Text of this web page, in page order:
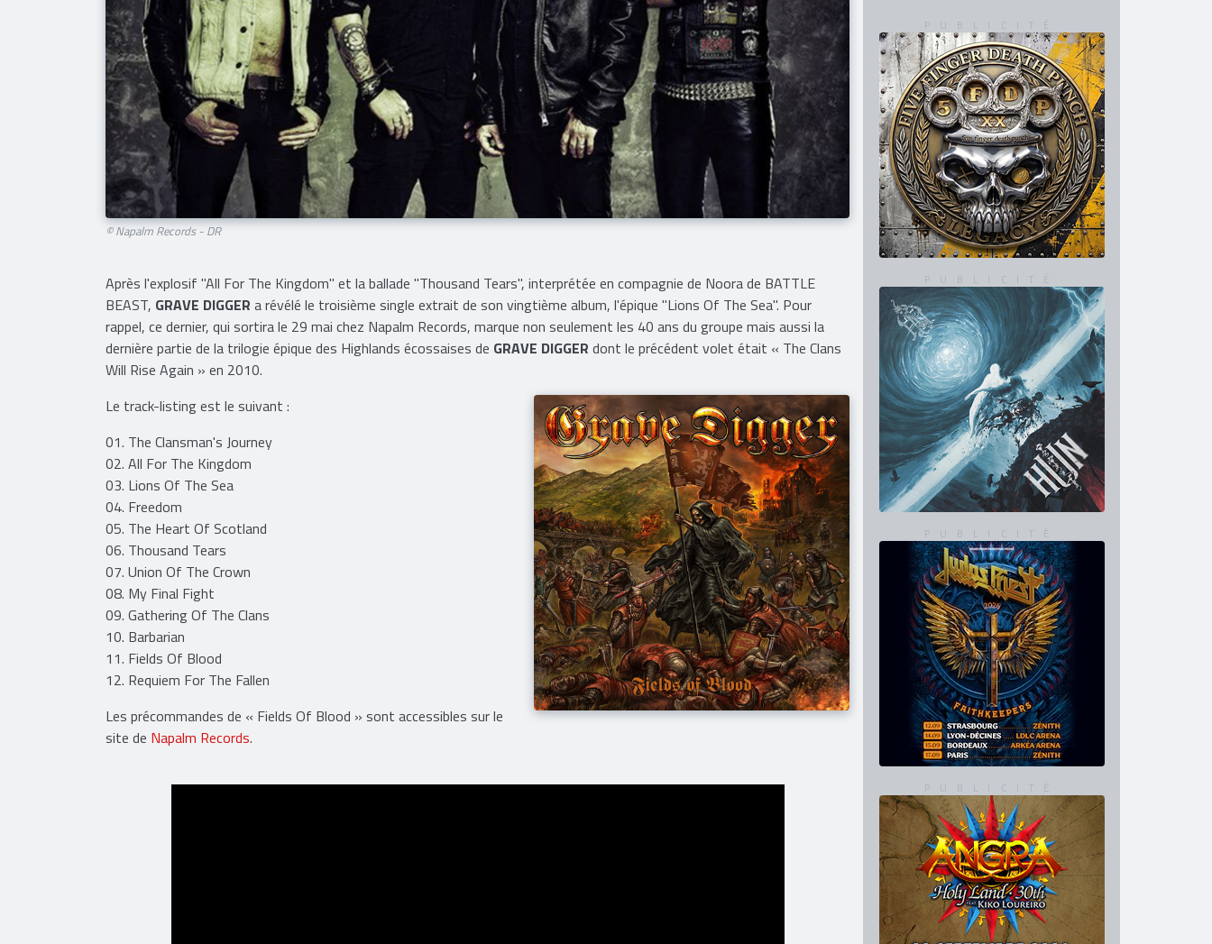
© Napalm Records - DR
Après l'explosif "All For The Kingdom" et la ballade "Thousand Tears", interprétée en compagnie de Noora de BATTLE
BEAST, GRAVE DIGGER a révélé le troisième single extrait de son vingtième album, l'épique "Lions Of The Sea". Pour
rappel, ce dernier, qui sortira le 29 mai chez Napalm Records, marque non seulement les 40 ans du groupe mais aussi la
dernière partie de la trilogie épique des Highlands écossaises de GRAVE DIGGER dont le précédent volet était « The Clans
Will Rise Again » en 2010.
Le track-listing est le suivant :
01. The Clansman's Journey
02. All For The Kingdom
03. Lions Of The Sea
04. Freedom
05. The Heart Of Scotland
06. Thousand Tears
07. Union Of The Crown
08. My Final Fight
09. Gathering Of The Clans
10. Barbarian
11. Fields Of Blood
12. Requiem For The Fallen
Les précommandes de « Fields Of Blood » sont accessibles sur le
site de Napalm Records.